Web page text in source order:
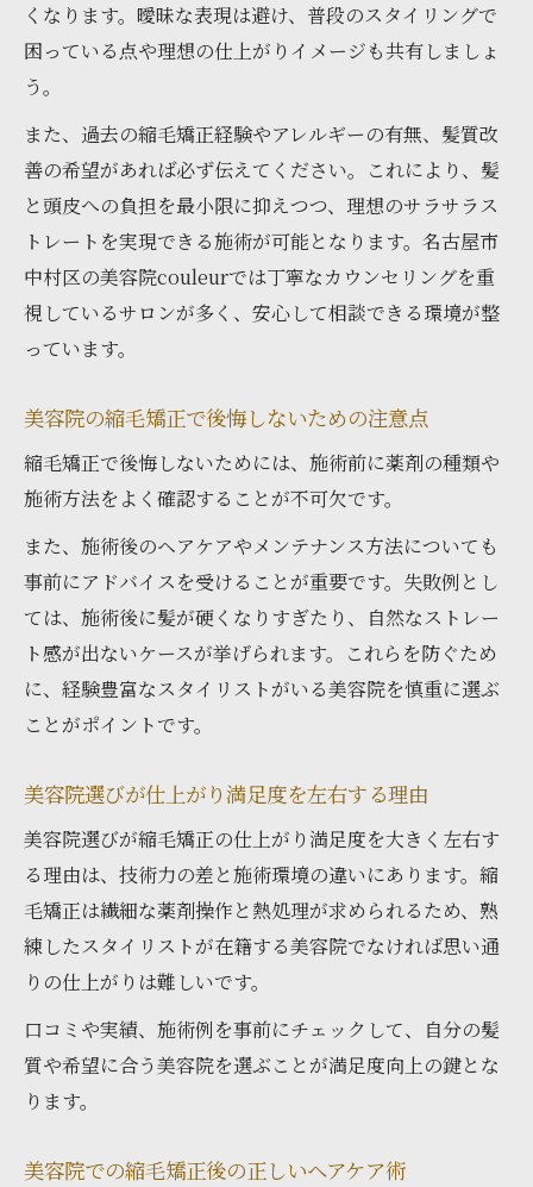
くなります。曖昧な表現は避け、普段のスタイリングで
困っている点や理想の仕上がりイメージも共有しましょ
う。
また、過去の縮毛矯正経験やアレルギーの有無、髪質改
善の希望があれば必ず伝えてください。これにより、髪
と頭皮への負担を最小限に抑えつつ、理想のサラサラス
トレートを実現できる施術が可能となります。名古屋市
中村区の美容院couleurでは丁寧なカウンセリングを重
視しているサロンが多く、安心して相談できる環境が整
っています。
美容院の縮毛矯正で後悔しないための注意点
縮毛矯正で後悔しないためには、施術前に薬剤の種類や
施術方法をよく確認することが不可欠です。
また、施術後のヘアケアやメンテナンス方法についても
事前にアドバイスを受けることが重要です。失敗例とし
ては、施術後に髪が硬くなりすぎたり、自然なストレー
ト感が出ないケースが挙げられます。これらを防ぐため
に、経験豊富なスタイリストがいる美容院を慎重に選ぶ
ことがポイントです。
美容院選びが仕上がり満足度を左右する理由
美容院選びが縮毛矯正の仕上がり満足度を大きく左右す
る理由は、技術力の差と施術環境の違いにあります。縮
毛矯正は繊細な薬剤操作と熱処理が求められるため、熟
練したスタイリストが在籍する美容院でなければ思い通
りの仕上がりは難しいです。
口コミや実績、施術例を事前にチェックして、自分の髪
質や希望に合う美容院を選ぶことが満足度向上の鍵とな
ります。
美容院での縮毛矯正後の正しいヘアケア術